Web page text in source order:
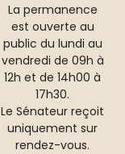
La permanence
est ouverte au
public du lundi au
vendredi de 09h à
12h et de 14h00 à
17h30.
Le Sénateur reçoit
uniquement sur
rendez-vous.